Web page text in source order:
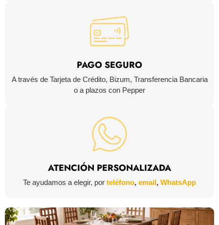
PAGO SEGURO
A través de Tarjeta de Crédito, Bizum, Transferencia Bancaria
o a plazos con Pepper
ATENCIÓN PERSONALIZADA
Te ayudamos a elegir, por teléfono, email, WhatsApp